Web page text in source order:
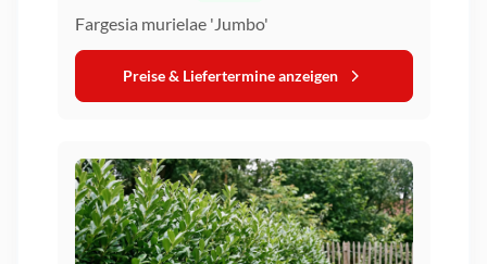
Fargesia murielae 'Jumbo'
Preise & Liefertermine anzeigen